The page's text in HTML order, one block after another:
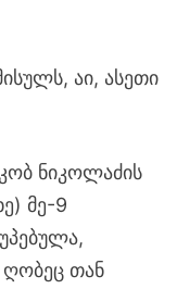
აი, ასეთი
ნიკოლაძის
მე-9
ღობეც თან